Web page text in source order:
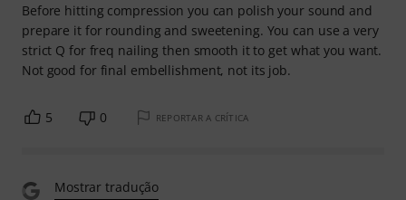
Before hitting compression you can polish your sound and
prepare it for rounding and sweetening. You can use a very
strict Q for freq nailing then smooth it to get what you want.
Not good for final embellishment, not its job.
5 0 REPORTAR A CRÍTICA
Mostrar tradução